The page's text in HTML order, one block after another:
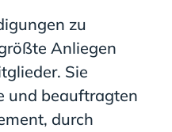
zu
Anliegen
Sie
und beauftragten
durch